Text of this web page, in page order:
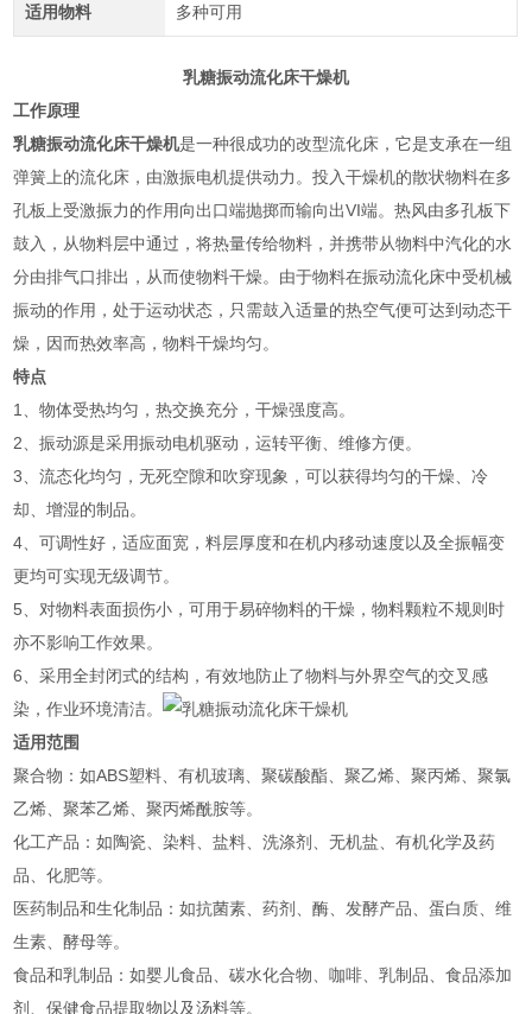
适用物料 多种可用
乳糖振动流化床干燥机
工作原理
乳糖振动流化床干燥机是一种很成功的改型流化床，它是支承在一组
弹簧上的流化床，由激振电机提供动力。投入干燥机的散状物料在多
孔板上受激振力的作用向出口端抛掷而输向出VI端。热风由多孔板下
鼓入，从物料层中通过，将热量传给物料，并携带从物料中汽化的水
分由排气口排出，从而使物料干燥。由于物料在振动流化床中受机械
振动的作用，处于运动状态，只需鼓入适量的热空气便可达到动态干
燥，因而热效率高，物料干燥均匀。
特点
1、物体受热均匀，热交换充分，干燥强度高。
2、振动源是采用振动电机驱动，运转平衡、维修方便。
3、流态化均匀，无死空隙和吹穿现象，可以获得均匀的干燥、冷
却、增湿的制品。
4、可调性好，适应面宽，料层厚度和在机内移动速度以及全振幅变
更均可实现无级调节。
5、对物料表面损伤小，可用于易碎物料的干燥，物料颗粒不规则时
亦不影响工作效果。
6、采用全封闭式的结构，有效地防止了物料与外界空气的交叉感
染，作业环境清洁。
适用范围
‌聚合物‌：如ABS塑料、有机玻璃、聚碳酸酯、聚乙烯、聚丙烯、聚氯
乙烯、聚苯乙烯、聚丙烯酰胺等‌。
‌化工产品‌：如陶瓷、染料、盐料、洗涤剂、无机盐、有机化学及药
品、化肥等‌。
‌医药制品和生化制品‌：如抗菌素、药剂、酶、发酵产品、蛋白质、维
生素、酵母等‌。
‌食品和乳制品‌：如婴儿食品、碳水化合物、咖啡、乳制品、食品添加
剂、保健食品提取物以及汤料等‌。